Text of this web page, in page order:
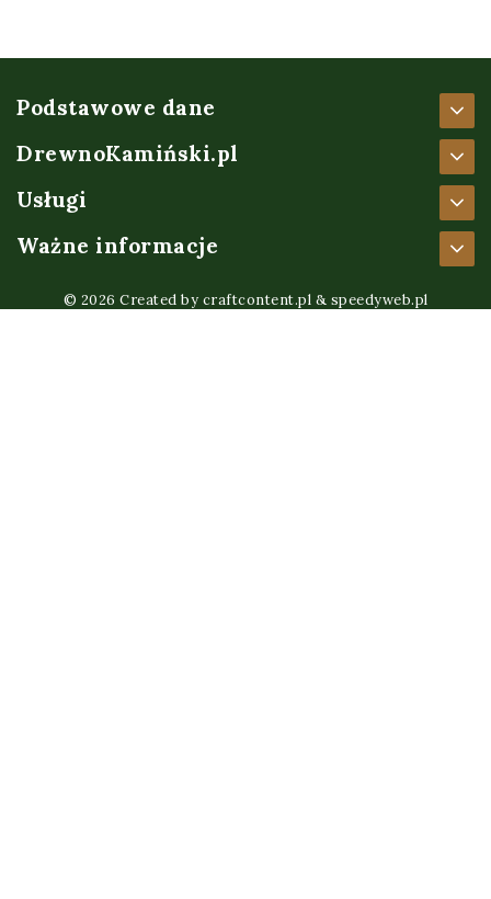
Podstawowe dane
DrewnoKamiński.pl
Usługi
Ważne informacje
© 2026 Created by craftcontent.pl & speedyweb.pl